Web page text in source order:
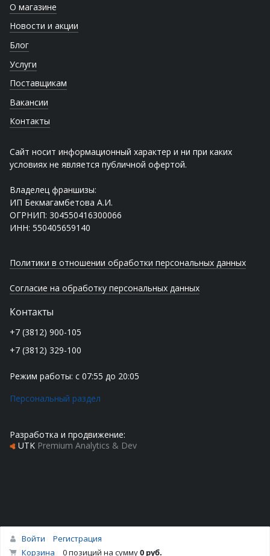
О магазине
Новости и акции
Блог
Услуги
Поставщикам
Вакансии
Контакты
Сайт носит информационный характер и ни при каких
условиях не является публичной офертой.
Владелец франшизы:
ИП Бекмагамбетова А.И.
ОГРНИП: 304550416300066
ИНН: 550405659140
Политики в отношении обработки персональных данных
Согласие на обработку персональных данных
Контакты
+7 (3812) 900-105
+7 (3812) 329-100
Режим работы: с 07:55 до 20:05
Персональный раздел
Разработка и продвижение:
UTK Premium Analytics & Dev
Наверх
Войти
Регистрация
Корзина
0 позиций на сумму0 руб.